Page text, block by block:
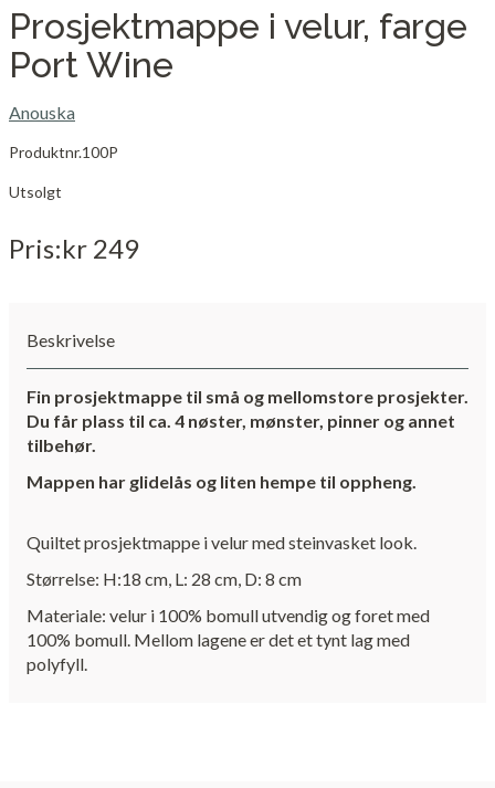
Prosjektmappe i velur, farge
Port Wine
Anouska
Produktnr.100P
Utsolgt
Pris kr 249
Beskrivelse
Fin prosjektmappe til små og mellomstore prosjekter.
Du får plass til ca. 4 nøster, mønster, pinner og annet
tilbehør.
Mappen har glidelås og liten hempe til oppheng.
Quiltet prosjektmappe i velur med steinvasket look.
Størrelse: H:18 cm, L: 28 cm, D: 8 cm
Materiale: velur i 100% bomull utvendig og foret med
100% bomull. Mellom lagene er det et tynt lag med
polyfyll.